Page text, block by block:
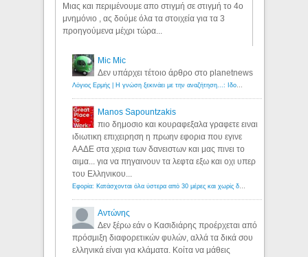
Μιας και περιμένουμε απο στιγμή σε στιγμή το 4ο
μνημόνιο , ας δούμε όλα τα στοιχεία για τα 3
προηγούμενα μέχρι τώρα...
Mic Mic
Δεν υπάρχει τέτοιο άρθρο στο planetnews
Λόγιος Ερμής | Η γνώση ξεκινάει με την αναζήτηση...: Ιδού οι 18 που χρωστούν 11 δις ευρώ!
Manos Sapountzakis
πιο δημοσιο και κουραφεξαλα γραφετε ειναι
ιδιωτικη επιχειρηση η πρωην εφορια που εγινε
ΑΑΔΕ στα χερια των δανειστων και μας πινει το
αιμα... για να πηγαινουν τα λεφτα εξω και οχι υπερ
του Ελληνικου...
Εφορία: Κατάσχονται όλα ύστερα από 30 μέρες και χωρίς δικαστικές αποφάσεις - Λόγιος Ερμής
Αντώνης
Δεν ξέρω εάν ο Κασιδιάρης προέρχεται από
πρόσμιξη διαφορετικών φυλών, αλλά τα δικά σου
ελληνικά είναι για κλάματα. Κοίτα να μάθεις